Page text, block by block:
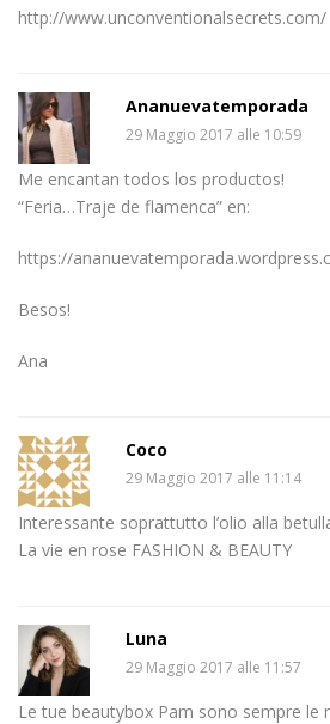
http://www.unconventionalsecrets.com/
Ananuevatemporada
29 Maggio 2017 alle 10:59
Me encantan todos los productos!
“Feria…Traje de flamenca” en:
https://
Besos!
Ana
Coco
29 Maggio 2017 alle 11:14
Interessante soprattutto l’olio alla
La vie en rose FASHION & BEAUTY
Luna
29 Maggio 2017 alle 11:57
Le tue beautybox Pam sono sempre le